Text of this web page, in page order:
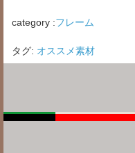
category :フレーム
タグ: オススメ素材